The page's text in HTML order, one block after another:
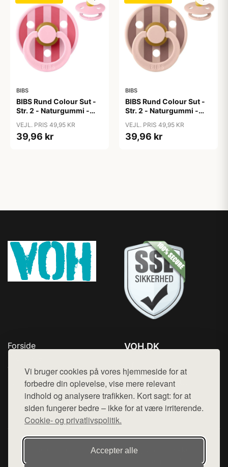
Vi bruger cookies på vores hjemmeside for at
forbedre din oplevelse, vise mere relevant
indhold og analysere trafikken. Kort sagt: for at
siden fungerer bedre – ikke for at være irriterende.
Cookie- og privatlivspolitik.
Accepter alle
BIBS
BIBS Rund Colour Sut -
Str. 2 - Naturgummi -
Pink/Coral
VEJL. PRIS 49,95 KR
39,96 kr
BIBS
BIBS Rund Colour Sut -
Str. 2 - Naturgummi -
Blush/Woodchuck
VEJL. PRIS 49,95 KR
39,96 kr
Forside
Top Rabatter
Kontakt
VOH.DK
Mail: hej@want.dk
Cookie- og privatlivspolitik
Denne side er en del af want.dk, der udgiver en række
hjemmesider med præsentation af forskellige produkter fra